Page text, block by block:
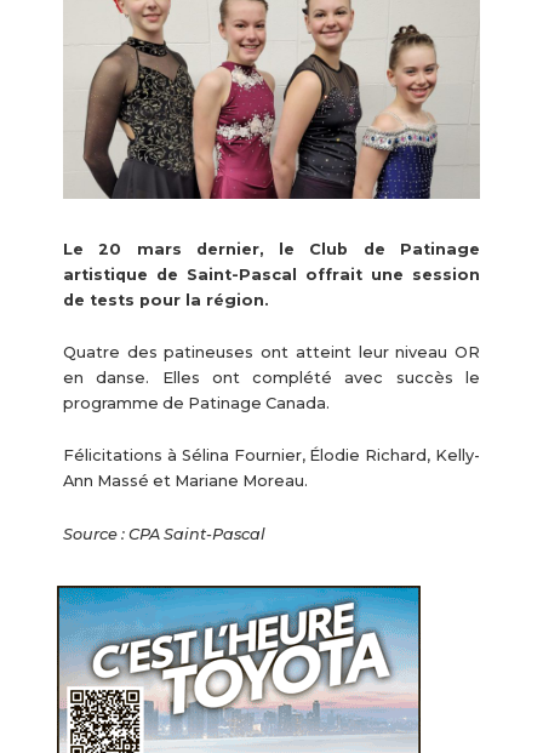
Le 20 mars dernier, le Club de Patinage
artistique de Saint-Pascal offrait une session
de tests pour la région.
Quatre des patineuses ont atteint leur niveau OR
en danse. Elles ont complété avec succès le
programme de Patinage Canada.
Félicitations à Sélina Fournier, Élodie Richard, Kelly-
Ann Massé et Mariane Moreau.
Source : CPA Saint-Pascal